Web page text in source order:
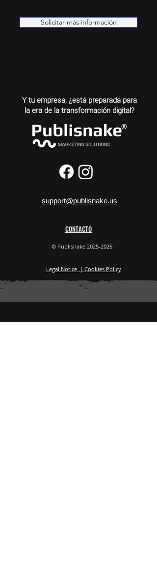
Solicitar más información
Y tu empresa, ¿está preparada para
la era de la transformación digital?
support@publisnake.us
CONTACTO
© Publisnake 2025-2026
Legal Notice. | Cookies Policy